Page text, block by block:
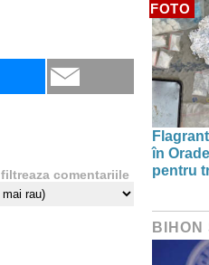
filtreaza comentariile
FOTO
în
pentru